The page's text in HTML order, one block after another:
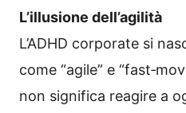
L’illusione dell’agilità
L’ADHD corporate si
come “agile” e
non significa reagire a